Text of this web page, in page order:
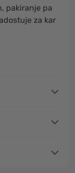
pakiranje pa
za kar